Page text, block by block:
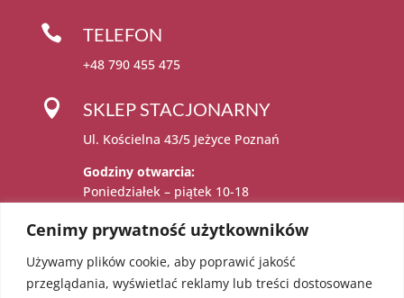
Cenimy prywatność użytkowników
Używamy plików cookie, aby poprawić jakość
przeglądania, wyświetlać reklamy lub treści dostosowane
 TELEFON
+48 790 455 475
 SKLEP STACJONARNY
Ul. Kościelna 43/5 Jeżyce Poznań
Godziny otwarcia:
Poniedziałek – piątek 10-18

Administratorem danych osobowych jest: